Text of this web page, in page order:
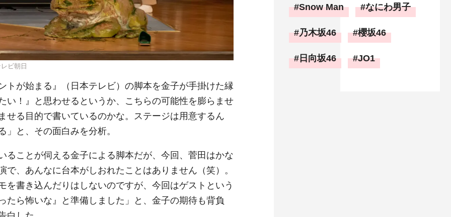
ビ朝日
トが始まる』（日本テレビ）の脚本を金子が手掛けた縁
い！』と思わせるというか、こちらの可能性を膨らませ
せる目的で書いているのかな。ステージは用意するん
と、その面白みを分析。
ることが伺える金子による脚本だが、今回、菅田はかな
、あんなに台本がしおれたことはありません（笑）。
を書き込んだりはしないのですが、今回はゲストという
たら怖いな』と準備しました」と、金子の期待も背負
Snow Man なにわ男子
乃木坂46 櫻坂46
日向坂46 JO1